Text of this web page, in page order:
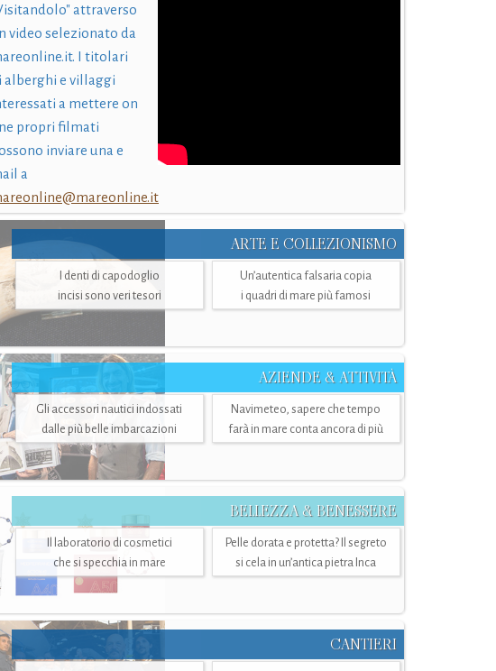
attraverso
video selezionato da
I titolari
alberghi e villaggi
a mettere on
propri filmati
inviare una e
a
ARTE E COLLEZIONISMO
I denti di capodoglio
incisi sono veri tesori
Un’autentica falsaria copia
i quadri di mare più famosi
AZIENDE & ATTIVITÀ
Gli accessori nautici indossati
dalle più belle imbarcazioni
Navimeteo, sapere che tempo
farà in mare conta ancora di più
BELLEZZA & BENESSERE
Il laboratorio di cosmetici
che si specchia in mare
Pelle dorata e protetta? Il segreto
si cela in un’antica pietra Inca
CANTIERI